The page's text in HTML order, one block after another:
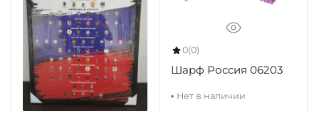
0(0)
Шарф Россия 06203
Нет в наличии